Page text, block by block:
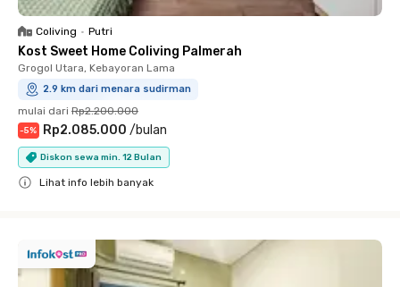
Coliving • Putri
Kost Sweet Home Coliving Palmerah
Grogol Utara, Kebayoran Lama
2.9 km dari menara sudirman
mulai dari Rp2.200.000
-5% Rp2.085.000 /bulan
Diskon sewa min. 12 Bulan
Lihat info lebih banyak